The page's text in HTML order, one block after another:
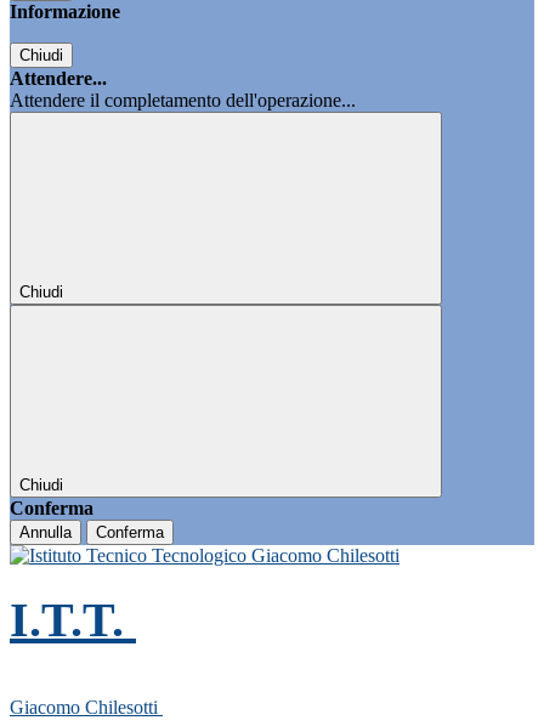
Informazione
Chiudi
Attendere...
Attendere il completamento dell'operazione...
Chiudi
Chiudi
Conferma
Annulla Conferma
I.T.T.
Giacomo Chilesotti